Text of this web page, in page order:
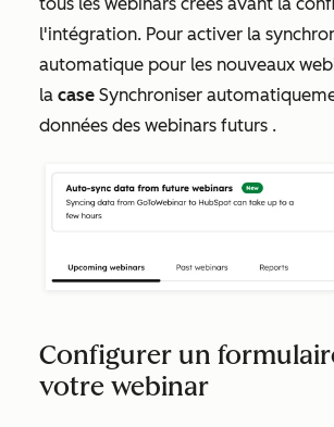
l'intégration. Pour activer la
automatique pour les nouveaux
la case Synchroniser
données des webinars futurs .
Configurer un
votre webinar